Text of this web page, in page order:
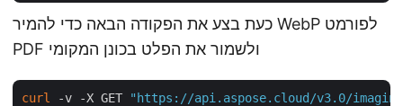
כעת בצע את הפקודה הבאה כדי להמיר WebP לפורמט
PDF ולשמור את הפלט בכונן המקומי
curl -v -X GET
"https://api.aspose.cloud/v3.0/